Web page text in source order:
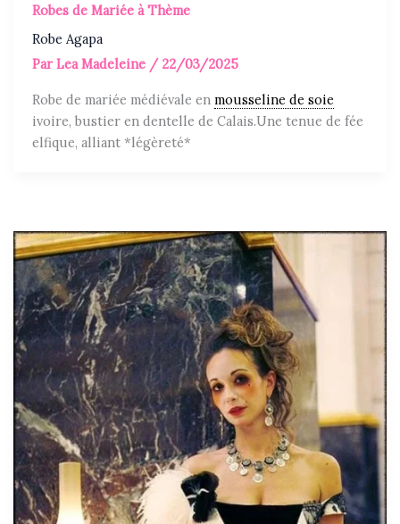
Robes de Mariée à Thème
Robe Agapa
ParLea Madeleine / 22/03/2025
Robe de mariée médiévale enmousseline de soie
ivoire, bustier en dentelle de Calais.Une tenue de fée
elfique, alliant *légèreté*